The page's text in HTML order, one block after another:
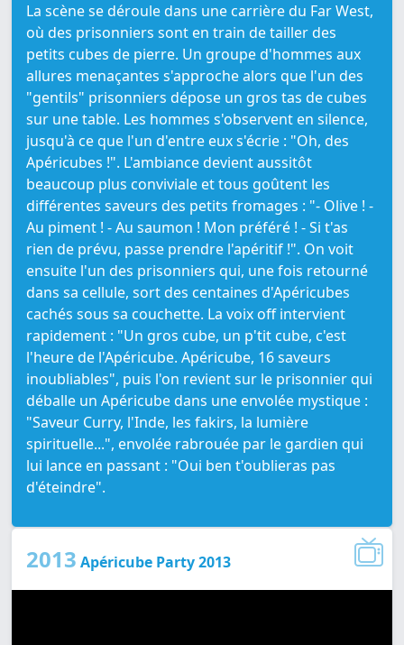
La scène se déroule dans une carrière du Far West,
où des prisonniers sont en train de tailler des
petits cubes de pierre. Un groupe d'hommes aux
allures menaçantes s'approche alors que l'un des
"gentils" prisonniers dépose un gros tas de cubes
sur une table. Les hommes s'observent en silence,
jusqu'à ce que l'un d'entre eux s'écrie : "Oh, des
Apéricubes !". L'ambiance devient aussitôt
beaucoup plus conviviale et tous goûtent les
différentes saveurs des petits fromages : "- Olive ! -
Au piment ! - Au saumon ! Mon préféré ! - Si t'as
rien de prévu, passe prendre l'apéritif !". On voit
ensuite l'un des prisonniers qui, une fois retourné
dans sa cellule, sort des centaines d'Apéricubes
cachés sous sa couchette. La voix off intervient
rapidement : "Un gros cube, un p'tit cube, c'est
l'heure de l'Apéricube. Apéricube, 16 saveurs
inoubliables", puis l'on revient sur le prisonnier qui
déballe un Apéricube dans une envolée mystique :
"Saveur Curry, l'Inde, les fakirs, la lumière
spirituelle...", envolée rabrouée par le gardien qui
lui lance en passant : "Oui ben t'oublieras pas
d'éteindre".
2013 Apéricube Party 2013